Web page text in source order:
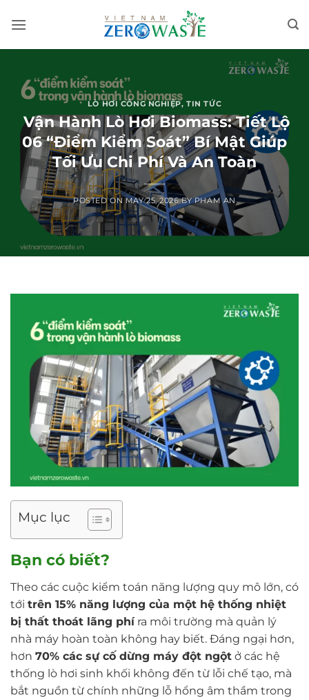
LÒ HƠI CÔNG NGHIỆP,TIN TỨC
Vận Hành Lò Hơi Biomass: Tiết Lộ
06 “Điểm Kiểm Soát” Bí Mật Giúp
Tối Ưu Chi Phí Và An Toàn
POSTED ONMAY 25, 2026 BYPHAM AN
Mục lục
Bạn có biết?
Theo các cuộc kiểm toán năng lượng quy mô lớn, có
tới trên 15% năng lượng của một hệ thống nhiệt
bị thất thoát lãng phíra môi trường mà quản lý
nhà máy hoàn toàn không hay biết. Đáng ngại hơn,
hơn 70% các sự cố dừng máy đột ngột ở các hệ
thống lò hơi sinh khối không đến từ lỗi chế tạo, mà
bắt nguồn từ chính những lỗ hổng âm thầm trong